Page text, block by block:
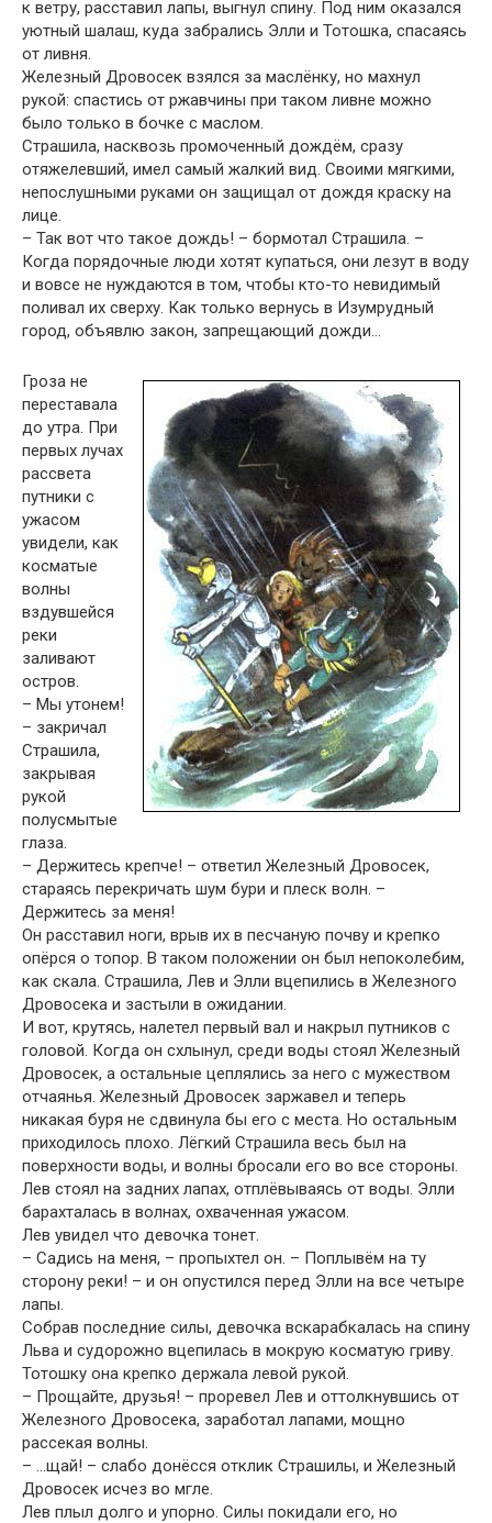
к ветру, расставил лапы, выгнул спину. Под ним оказался
уютный шалаш, куда забрались Элли и Тотошка, спасаясь
от ливня.
Железный Дровосек взялся за маслёнку, но махнул
рукой: спастись от ржавчины при таком ливне можно
было только в бочке с маслом.
Страшила, насквозь промоченный дождём, сразу
отяжелевший, имел самый жалкий вид. Своими мягкими,
непослушными руками он защищал от дождя краску на
лице.
– Так вот что такое дождь! – бормотал Страшила. –
Когда порядочные люди хотят купаться, они лезут в воду
и вовсе не нуждаются в том, чтобы кто-то невидимый
поливал их сверху. Как только вернусь в Изумрудный
город, объявлю закон, запрещающий дожди…
Гроза не
переставала
до утра. При
первых лучах
рассвета
путники с
ужасом
увидели, как
косматые
волны
вздувшейся
реки
заливают
остров.
– Мы утонем!
– закричал
Страшила,
закрывая
рукой
полусмытые
глаза.
– Держитесь крепче! – ответил Железный Дровосек,
стараясь перекричать шум бури и плеск волн. –
Держитесь за меня!
Он расставил ноги, врыв их в песчаную почву и крепко
опёрся о топор. В таком положении он был непоколебим,
как скала. Страшила, Лев и Элли вцепились в Железного
Дровосека и застыли в ожидании.
И вот, крутясь, налетел первый вал и накрыл путников с
головой. Когда он схлынул, среди воды стоял Железный
Дровосек, а остальные цеплялись за него с мужеством
отчаянья. Железный Дровосек заржавел и теперь
никакая буря не сдвинула бы его с места. Но остальным
приходилось плохо. Лёгкий Страшила весь был на
поверхности воды, и волны бросали его во все стороны.
Лев стоял на задних лапах, отплёвываясь от воды. Элли
барахталась в волнах, охваченная ужасом.
Лев увидел что девочка тонет.
– Садись на меня, – пропыхтел он. – Поплывём на ту
сторону реки! – и он опустился перед Элли на все четыре
лапы.
Собрав последние силы, девочка вскарабкалась на спину
Льва и судорожно вцепилась в мокрую косматую гриву.
Тотошку она крепко держала левой рукой.
– Прощайте, друзья! – проревел Лев и оттолкнувшись от
Железного Дровосека, заработал лапами, мощно
рассекая волны.
– …щай! – слабо донёсся отклик Страшилы, и Железный
Дровосек исчез во мгле.
Лев плыл долго и упорно. Силы покидали его, но